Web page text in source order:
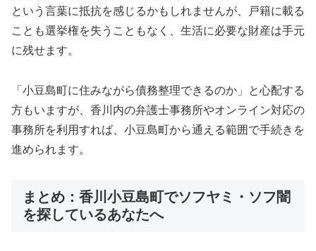
という言葉に抵抗を感じるかもしれませんが、戸籍に載る
ことも選挙権を失うこともなく、生活に必要な財産は手元
に残せます。
「小豆島町に住みながら債務整理できるのか」と心配する
方もいますが、香川内の弁護士事務所やオンライン対応の
事務所を利用すれば、小豆島町から通える範囲で手続きを
進められます。
まとめ：香川小豆島町でソフヤミ・ソフ闇
を探しているあなたへ